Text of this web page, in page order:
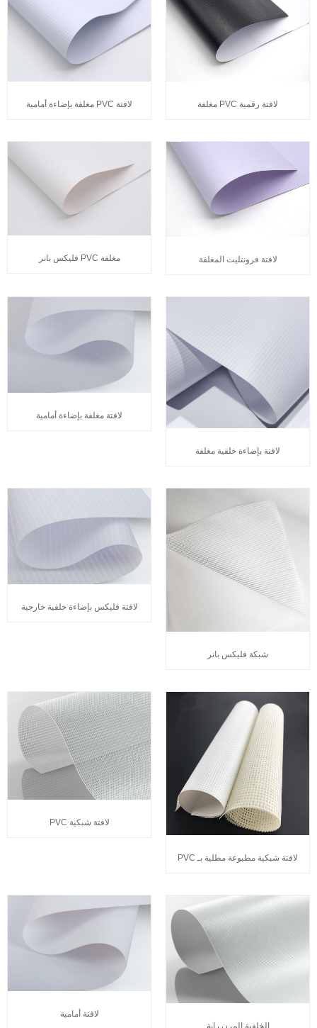
لافتة رقمية PVC مغلفة لافتة PVC مغلفة بإضاءة أمامية
لافتة فرونتليت المغلفة مغلفة PVC فليكس بانر
لافتة بإضاءة خلفية مغلفة
لافتة مغلفة بإضاءة أمامية
شبكة فليكس بانر
لافتة فليكس بإضاءة خلفية خارجية
لافتة شبكية مطبوعة مطلية بـ PVC
لافتة شبكية PVC
الخلفية المرن راية
لافتة أمامية